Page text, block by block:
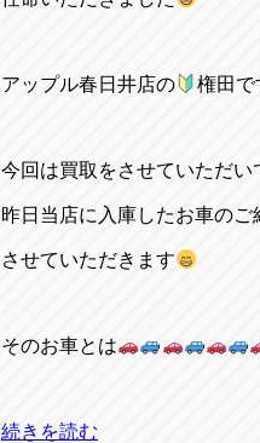
アップル春日井店の 権田で
今回は買取をさせていただい
昨日当店に入庫したお車のご
させていただきます
そのお車とは
続きを読む